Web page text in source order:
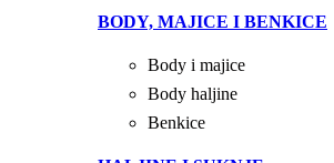
BODY, MAJICE I BENKICE
Body i majice
Body haljine
Benkice